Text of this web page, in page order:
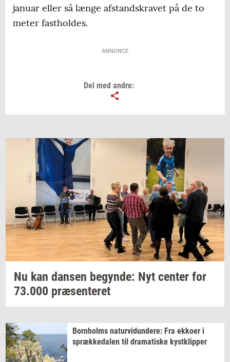
januar eller så længe afstandskravet på de to
meter fastholdes.
ANNONCE
Del med andre:
Nu kan dan­sen be­gyn­de: Nyt cen­ter for
73.000 præ­sen­te­ret
Born­holms na­tur­vi­dun­de­re: Fra ek­ko­er i
spræk­ke­da­len til dra­ma­ti­ske kyst­klip­per